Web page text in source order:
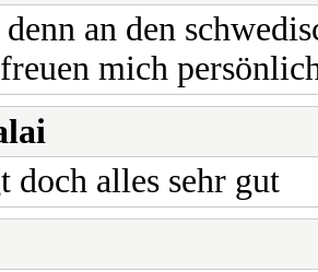
an den
mich
doch alles sehr gut